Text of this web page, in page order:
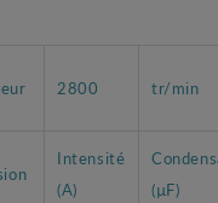
2800 tr/min
Intensité
(A)
(µF)